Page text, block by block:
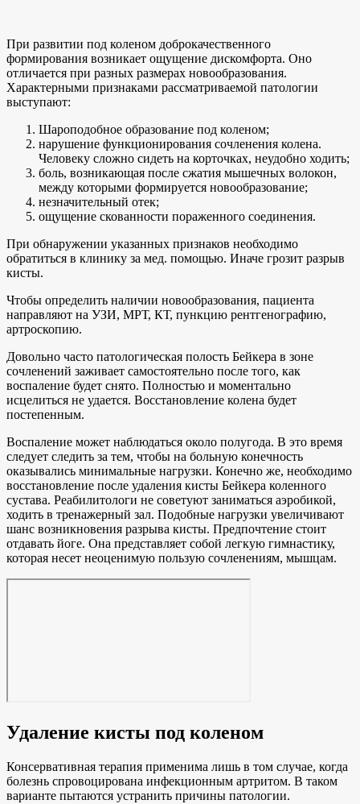
При развитии под коленом доброкачественного
формирования возникает ощущение дискомфорта. Оно
отличается при разных размерах новообразования.
Характерными признаками рассматриваемой патологии
выступают:
Шароподобное образование под коленом;
нарушение функционирования сочленения колена.
Человеку сложно сидеть на корточках, неудобно ходить;
боль, возникающая после сжатия мышечных волокон,
между которыми формируется новообразование;
незначительный отек;
ощущение скованности пораженного соединения.
При обнаружении указанных признаков необходимо
обратиться в клинику за мед. помощью. Иначе грозит разрыв
кисты.
Чтобы определить наличии новообразования, пациента
направляют на УЗИ, МРТ, КТ, пункцию рентгенографию,
артроскопию.
Довольно часто патологическая полость Бейкера в зоне
сочленений заживает самостоятельно после того, как
воспаление будет снято. Полностью и моментально
исцелиться не удается. Восстановление колена будет
постепенным.
Воспаление может наблюдаться около полугода. В это время
следует следить за тем, чтобы на больную конечность
оказывались минимальные нагрузки. Конечно же, необходимо
восстановление после удаления кисты Бейкера коленного
сустава. Реабилитологи не советуют заниматься аэробикой,
ходить в тренажерный зал. Подобные нагрузки увеличивают
шанс возникновения разрыва кисты. Предпочтение стоит
отдавать йоге. Она представляет собой легкую гимнастику,
которая несет неоценимую пользую сочленениям, мышцам.
Удаление кисты под коленом
Консервативная терапия применима лишь в том случае, когда
болезнь спровоцирована инфекционным артритом. В таком
варианте пытаются устранить причины патологии.